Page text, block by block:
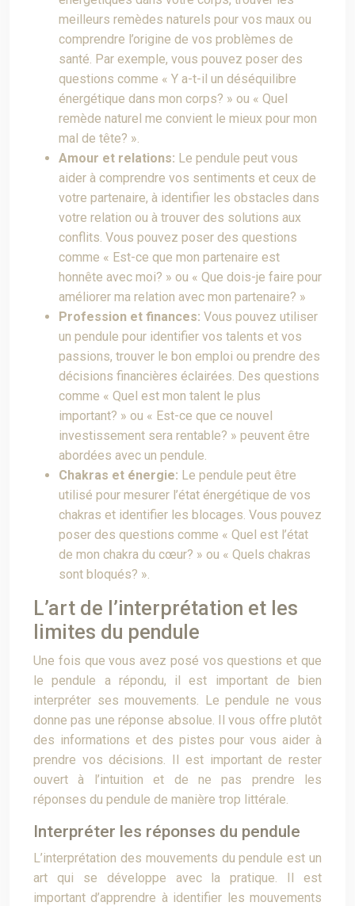
meilleurs remèdes naturels pour vos maux ou
comprendre l’origine de vos problèmes de
santé. Par exemple, vous pouvez poser des
questions comme « Y a-t-il un déséquilibre
énergétique dans mon corps? » ou « Quel
remède naturel me convient le mieux pour mon
mal de tête? ».
Amour et relations: Le pendule peut vous
aider à comprendre vos sentiments et ceux de
votre partenaire, à identifier les obstacles dans
votre relation ou à trouver des solutions aux
conflits. Vous pouvez poser des questions
comme « Est-ce que mon partenaire est
honnête avec moi? » ou « Que dois-je faire pour
améliorer ma relation avec mon partenaire? »
Profession et finances: Vous pouvez utiliser
un pendule pour identifier vos talents et vos
passions, trouver le bon emploi ou prendre des
décisions financières éclairées. Des questions
comme « Quel est mon talent le plus
important? » ou « Est-ce que ce nouvel
investissement sera rentable? » peuvent être
abordées avec un pendule.
Chakras et énergie: Le pendule peut être
utilisé pour mesurer l’état énergétique de vos
chakras et identifier les blocages. Vous pouvez
poser des questions comme « Quel est l’état
de mon chakra du cœur? » ou « Quels chakras
sont bloqués? ».
L’art de l’interprétation et les
limites du pendule
Une fois que vous avez posé vos questions et que
le pendule a répondu, il est important de bien
interpréter ses mouvements. Le pendule ne vous
donne pas une réponse absolue. Il vous offre plutôt
des informations et des pistes pour vous aider à
prendre vos décisions. Il est important de rester
ouvert à l’intuition et de ne pas prendre les
réponses du pendule de manière trop littérale.
Interpréter les réponses du pendule
L’interprétation des mouvements du pendule est un
art qui se développe avec la pratique. Il est
important d’apprendre à identifier les mouvements